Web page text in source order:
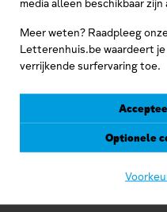
media alleen beschikbaar
Meer weten? Raadpleeg
Letterenhuis.be waardeert
verrijkende surfervaring toe.
Optionele